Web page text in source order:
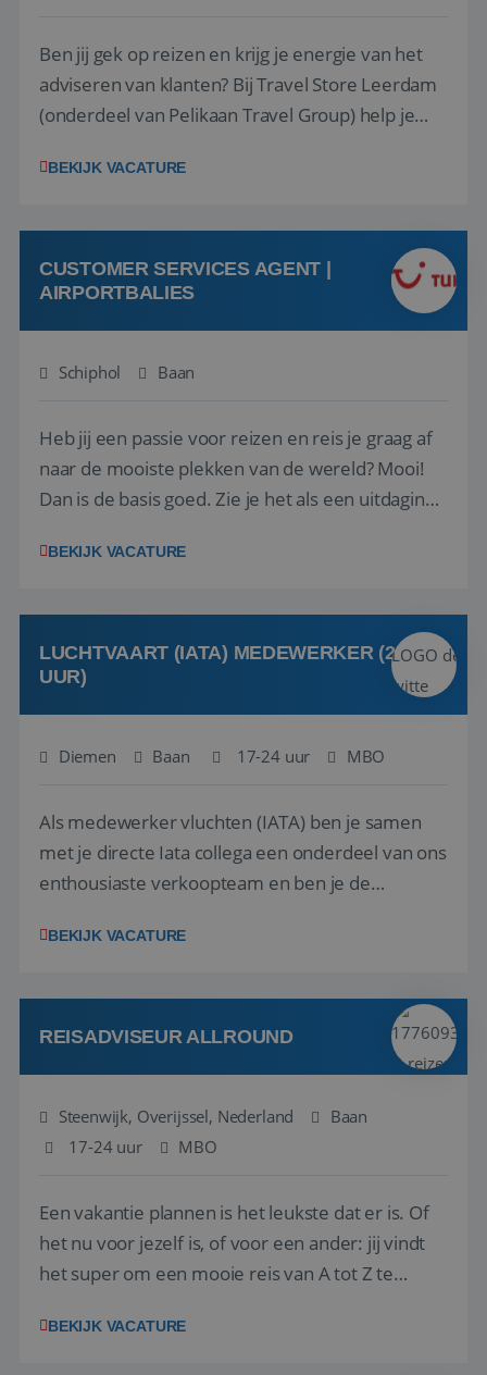
Ben jij gek op reizen en krijg je energie van het
adviseren van klanten? Bij Travel Store Leerdam
(onderdeel van Pelikaan Travel Group) help je
vinden. Samen maken we van elke reis een
hebt in de reisbranche of j...
BEKIJK VACATURE
CUSTOMER SERVICES AGENT |
AIRPORTBALIES
Schiphol Baan
Heb jij een passie voor reizen en reis je graag af
naar de mooiste plekken van de wereld? Mooi!
Dan is de basis goed. Zie je het als een uitdaging
het samenstellen en boeken van de perfecte
deze onderdelen zijn nu samen gevoegd...
BEKIJK VACATURE
LUCHTVAART (IATA) MEDEWERKER (24-32
UUR)
Diemen Baan 17-24 uur MBO
Als medewerker vluchten (IATA) ben je samen
met je directe Iata collega een onderdeel van ons
enthousiaste verkoopteam en ben je de
en tarieven waar je collega’s niet uitkomen.
kwaliteitsbewaking van alles wat met IATA te m...
BEKIJK VACATURE
REISADVISEUR ALLROUND
Steenwijk, Overijssel, Nederland
Baan
17-24 uur
MBO
Een vakantie plannen is het leukste dat er is. Of
het nu voor jezelf is, of voor een ander: jij vindt
het super om een mooie reis van A tot Z te
vakantiegangers de meest prachtige plekjes op
BEKIJK VACATURE